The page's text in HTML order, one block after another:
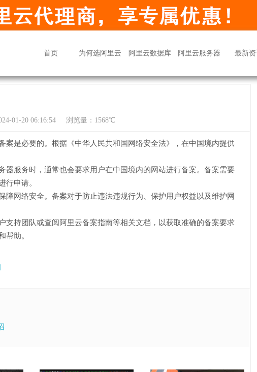
首页 为何选阿里云 阿里云数据库 阿里云服务器 最新
01-20 06:16:54 浏览量：1568℃
案是必要的。根据《中华人民共和国网络安全法》，在中国境内提供
器服务时，通常也会要求用户在中国境内的网站进行备案。备案需要
行申请。
障网络安全。备案对于防止违法违规行为、保护用户权益以及维护网
支持团队或查阅阿里云备案指南等相关文档，以获取准确的备案要求
帮助。